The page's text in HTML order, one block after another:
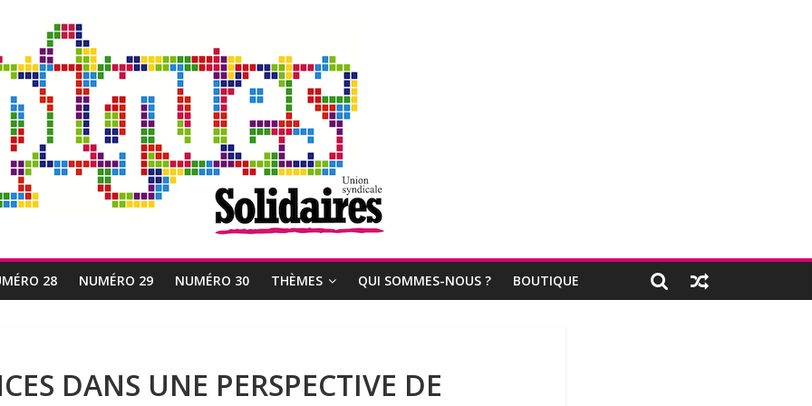
28 NUMÉRO 29 NUMÉRO 30 THÈMES QUI SOMMES-NOUS ? BOUTIQUE
DANS UNE PERSPECTIVE DE